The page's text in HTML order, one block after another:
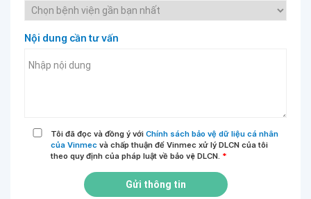
Nội dung cần tư vấn
Tôi đã đọc và đồng ý với Chính sách bảo vệ dữ liệu cá nhân
của Vinmec và chấp thuận để Vinmec xử lý DLCN của tôi
theo quy định của pháp luật về bảo vệ DLCN. *
Gửi thông tin